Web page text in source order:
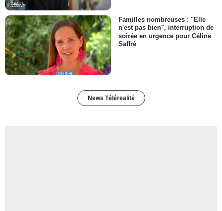
Familles nombreuses : "Elle
n'est pas bien", interruption de
soirée en urgence pour Céline
Saffré
News Télérealité